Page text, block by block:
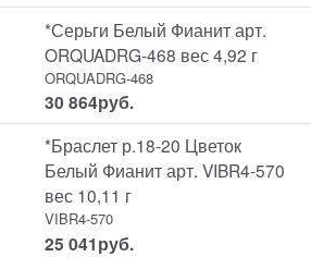
*Серьги Белый Фианит арт.
ORQUADRG-468 вес 4,92 г
ORQUADRG-468
30 864руб.
*Браслет р.18-20 Цветок
Белый Фианит арт. VIBR4-570
вес 10,11 г
VIBR4-570
25 041руб.